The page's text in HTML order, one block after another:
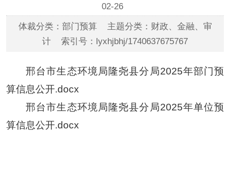
02-26
体裁分类：部门预算 主题分类：财政、金融、审
计 索引号：lyxhjbhj/1740637675767
邢台市生态环境局隆尧县分局2025年部门预
算信息公开.docx
邢台市生态环境局隆尧县分局2025年单位预
算信息公开.docx